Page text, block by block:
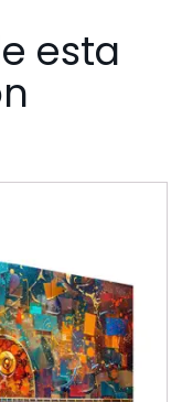
esta